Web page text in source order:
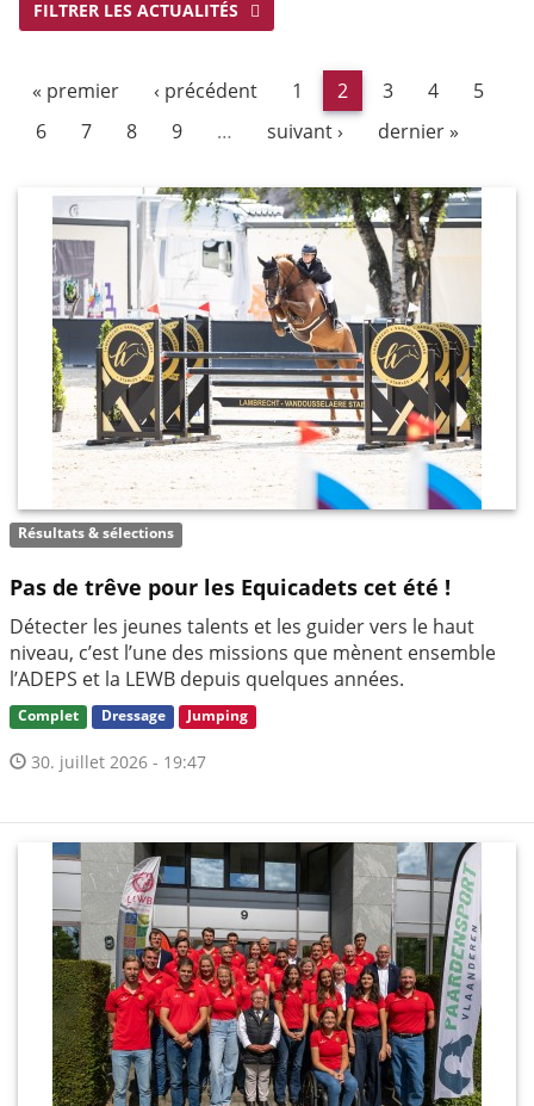
FILTRER LES ACTUALITÉS
« premier ‹ précédent 1 2 3 4
5
6
7 8 9 … suivant › dernier »
Résultats & sélections
Pas de trêve pour les Equicadets cet été !
Détecter les jeunes talents et les guider vers le haut
niveau, c’est l’une des missions que mènent ensemble
l’ADEPS et la LEWB depuis quelques années.
Complet Dressage Jumping
30. juillet 2026 - 19:47